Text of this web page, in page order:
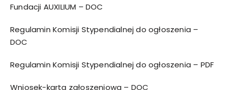
Fundacji AUXILIUM – DOC
Regulamin Komisji Stypendialnej do ogłoszenia –
DOC
Regulamin Komisji Stypendialnej do ogłoszenia – PDF
Wniosek-karta zgłoszeniowa – DOC